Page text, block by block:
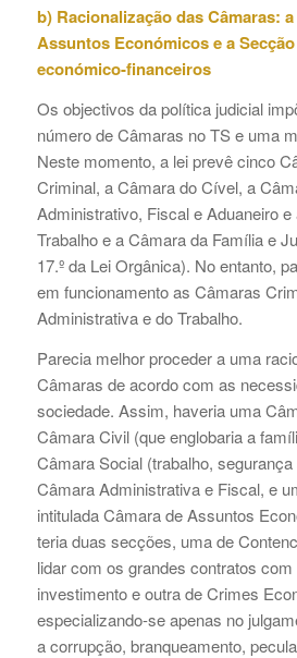
b) Racionalização das Câmaras:
Assuntos Económicos e a
económico-financeiros
Os objectivos da política judicial
número de Câmaras no TS e uma
Neste momento, a lei prevê cinco
Criminal, a Câmara do Cível, a
Administrativo, Fiscal e Aduaneiro
Trabalho e a Câmara da Família e
17.º da Lei Orgânica). No entanto,
em funcionamento as Câmaras
Administrativa e do Trabalho.
Parecia melhor proceder a uma
Câmaras de acordo com as
sociedade. Assim, haveria uma
Câmara Civil (que englobaria a
Câmara Social (trabalho,
Câmara Administrativa e Fiscal, e
intitulada Câmara de Assuntos
teria duas secções, uma de
lidar com os grandes contratos
investimento e outra de Crimes
especializando-se apenas no
a corrupção, branqueamento,